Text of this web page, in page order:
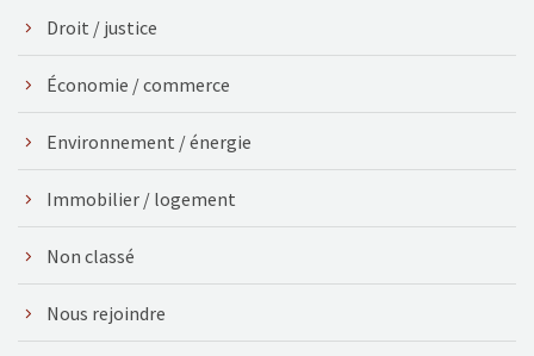
Droit / justice
Économie / commerce
Environnement / énergie
Immobilier / logement
Non classé
Nous rejoindre